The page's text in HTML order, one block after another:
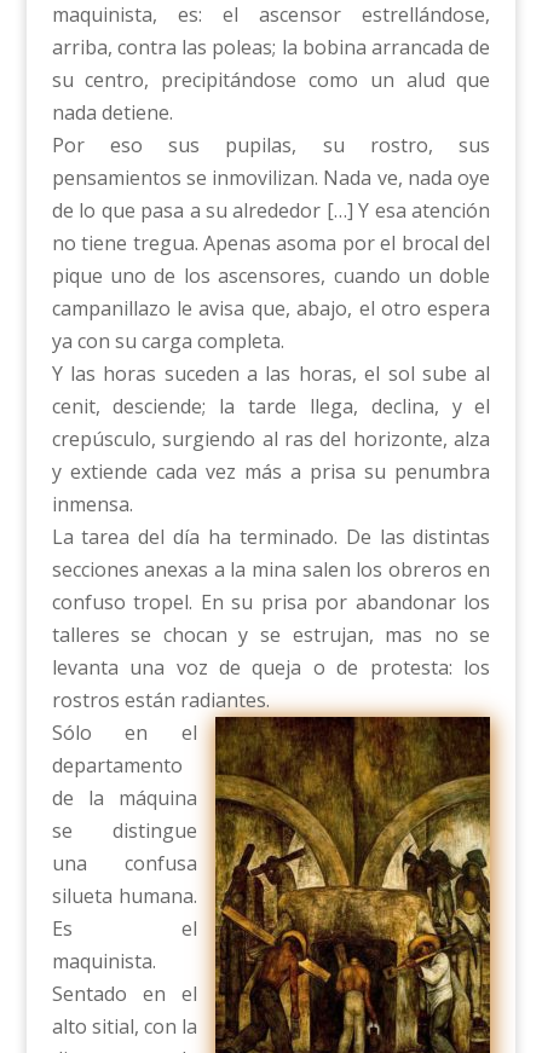
maquinista, es: el ascensor estrellándose,
arriba, contra las poleas; la bobina arrancada de
su centro, precipitándose como un alud que
nada detiene.
Por eso sus pupilas, su rostro, sus
pensamientos se inmovilizan. Nada ve, nada oye
de lo que pasa a su alrededor […] Y esa atención
no tiene tregua. Apenas asoma por el brocal del
pique uno de los ascensores, cuando un doble
campanillazo le avisa que, abajo, el otro espera
ya con su carga completa.
Y las horas suceden a las horas, el sol sube al
cenit, desciende; la tarde llega, declina, y el
crepúsculo, surgiendo al ras del horizonte, alza
y extiende cada vez más a prisa su penumbra
inmensa.
La tarea del día ha terminado. De las distintas
secciones anexas a la mina salen los obreros en
confuso tropel. En su prisa por abandonar los
talleres se chocan y se estrujan, mas no se
levanta una voz de queja o de protesta: los
rostros están radiantes.
Sólo en el
departamento
de la máquina
se distingue
una confusa
silueta humana.
Es el
maquinista.
Sentado en el
alto sitial, con la